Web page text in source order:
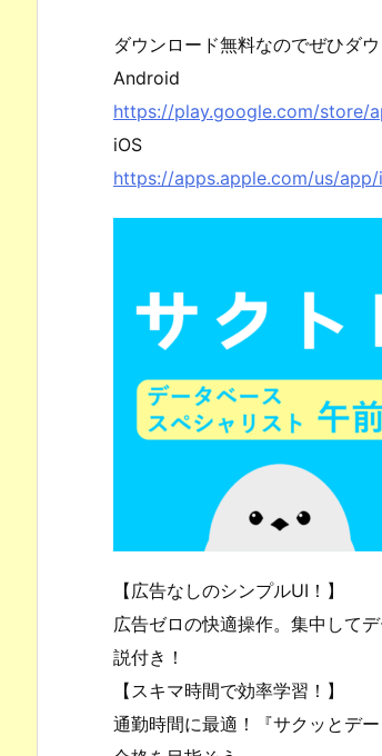
ダウンロード無料なのでぜひダ
Android
https://play.google.com/store/
iOS
https://apps.apple.com/us/
【広告なしのシンプルUI！】
広告ゼロの快適操作。集中して
説付き！
【スキマ時間で効率学習！】
通勤時間に最適！『サクッとデ